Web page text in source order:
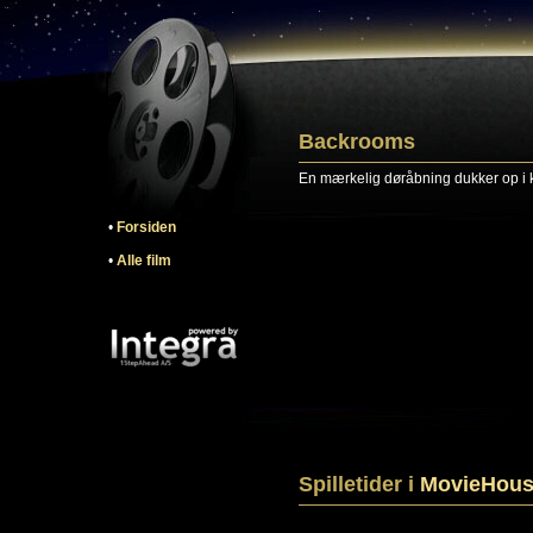
• Forsiden
• Alle film
Backrooms
En mærkelig døråbning dukker op
Spilletider i